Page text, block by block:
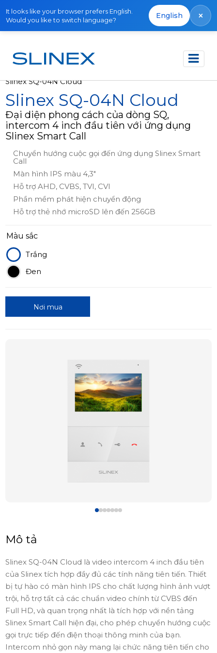
It looks like your browser prefers English.
Would you like to switch language?
English ×
Trang chủ Sản phẩm
Slinex SQ-04N Cloud
Slinex SQ-04N Cloud
Đại diện phong cách của dòng SQ,
intercom 4 inch đầu tiên với ứng dụng
Slinex Smart Call
Chuyển hướng cuộc gọi đến ứng dụng Slinex Smart
Call
Màn hình IPS màu 4,3"
Hỗ trợ AHD, CVBS, TVI, CVI
Phần mềm phát hiện chuyển động
Hỗ trợ thẻ nhớ microSD lên đến 256GB
Màu sắc
Trắng
Đen
Nơi mua
Mô tả
Slinex SQ-04N Cloud là video intercom 4 inch đầu tiên
của Slinex tích hợp đầy đủ các tính năng tiên tiến. Thiết
bị tự hào có màn hình IPS cho chất lượng hình ảnh vượt
trội, hỗ trợ tất cả các chuẩn video chính từ CVBS đến
Full HD, và quan trọng nhất là tích hợp với nền tảng
Slinex Smart Call hiện đại, cho phép chuyển hướng cuộc
gọi trực tiếp đến điện thoại thông minh của bạn.
Intercom nhỏ gọn này mang lại chức năng tiên tiến cho